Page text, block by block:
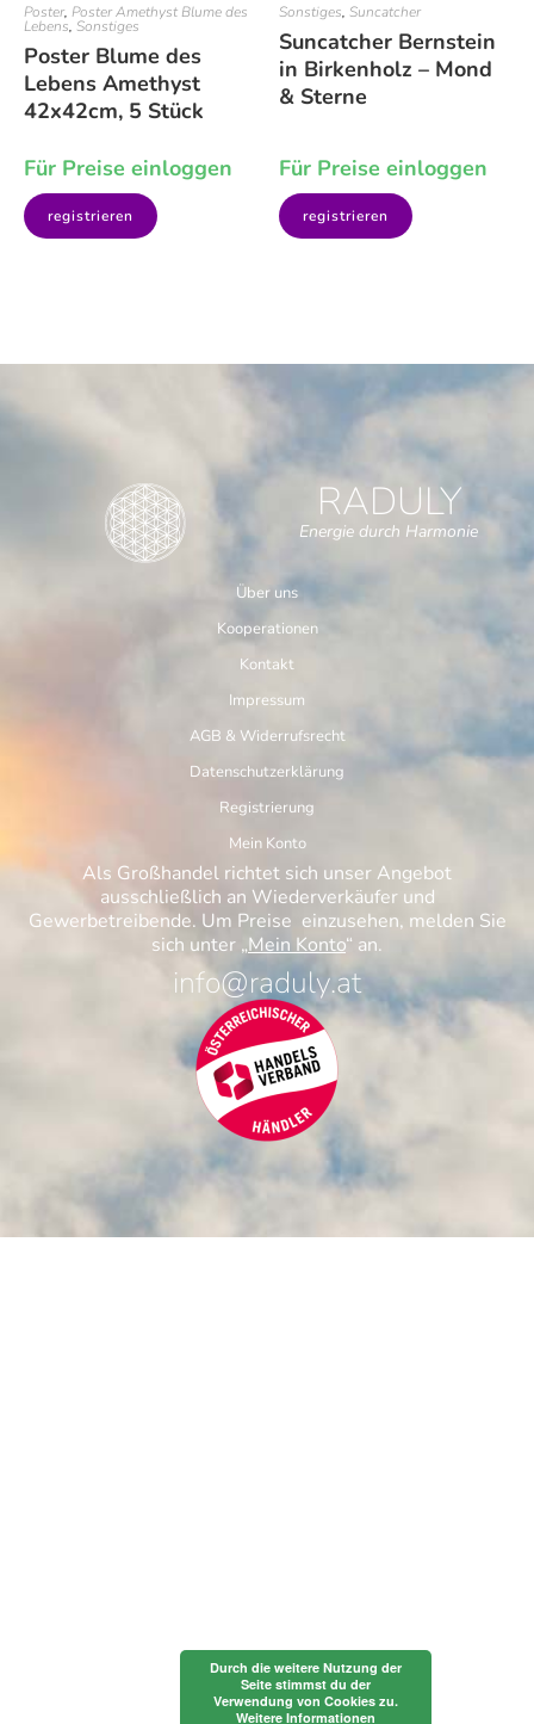
Poster, Poster Amethyst Blume des
Lebens, Sonstiges
Poster Blume des
Lebens Amethyst
42x42cm, 5 Stück
Für Preise einloggen
registrieren
Sonstiges, Suncatcher
Suncatcher Bernstein
in Birkenholz – Mond
& Sterne
Für Preise einloggen
registrieren
RADULY
Energie durch Harmonie
Über uns
Kooperationen
Kontakt
Impressum
AGB & Widerrufsrecht
Datenschutzerklärung
Registrierung
Mein Konto
Als Großhandel richtet sich unser Angebot
ausschließlich an Wiederverkäufer und
Gewerbetreibende. Um Preise einzusehen, melden Sie
sich unter „Mein Konto“ an.
info@raduly.at
Durch die weitere Nutzung der
Seite stimmst du der
Verwendung von Cookies zu.
Weitere Informationen